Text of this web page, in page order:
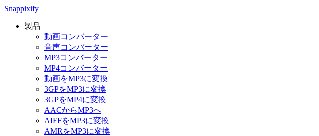
Snappixify
製品
動画コンバーター
音声コンバーター
MP3コンバーター
MP4コンバーター
動画をMP3に変換
3GPをMP3に変換
3GPをMP4に変換
AACからMP3へ
AIFFをMP3に変換
AMRをMP3に変換